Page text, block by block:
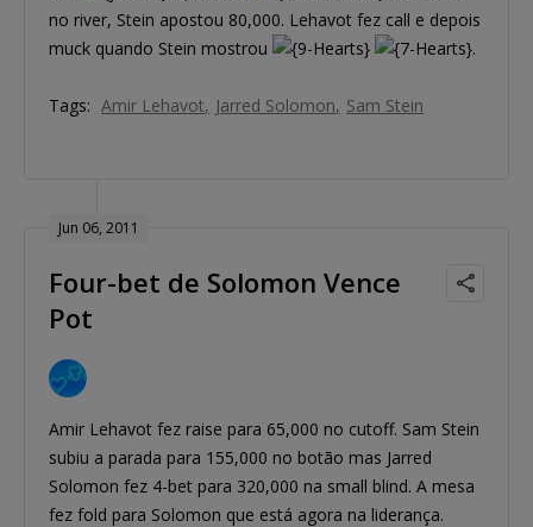
no river, Stein apostou 80,000. Lehavot fez call e depois
muck quando Stein mostrou
.
Tags: Amir Lehavot Jarred Solomon Sam Stein
Jun 06, 2011
Four-bet de Solomon Vence
Pot
Amir Lehavot fez raise para 65,000 no cutoff. Sam Stein
subiu a parada para 155,000 no botão mas Jarred
Solomon fez 4-bet para 320,000 na small blind. A mesa
fez fold para Solomon que está agora na liderança.